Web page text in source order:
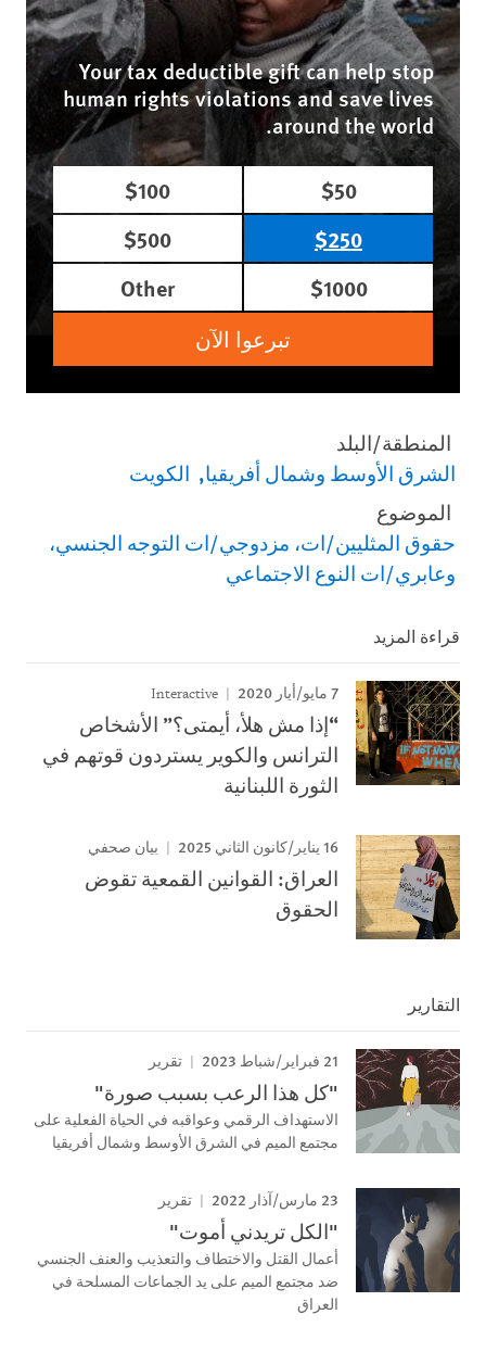
Your tax deductible gift can help stop
human rights violations and save lives
around the world.
$50
$100
$250
$500
$1000
Other
تبرعوا الآن
المنطقة/البلد
الشرق الأوسط وشمال أفريقيا الكويت
الموضوع
حقوق المثليين/ات، مزدوجي/ات التوجه الجنسي،
وعابري/ات النوع الاجتماعي
قراءة المزيد
7 مايو/أيار 2020
“إذا مش هلأ، أيمتى؟” الأشخاص
الترانس والكوير يستردون قوتهم في
الثورة اللبنانية
16 يناير/كانون الثاني 2025 بيان صحفي
العراق: القوانين القمعية تقوض
الحقوق
التقارير
21 فبراير/شباط 2023 تقرير
"كل هذا الرعب بسبب صورة"
الاستهداف الرقمي وعواقبه في الحياة الفعلية على
مجتمع الميم في الشرق الأوسط وشمال أفريقيا
23 مارس/آذار 2022 تقرير
"الكل تريدني أموت"
أعمال القتل والاختطاف والتعذيب والعنف الجنسي
ضد مجتمع الميم على يد الجماعات المسلحة في
العراق